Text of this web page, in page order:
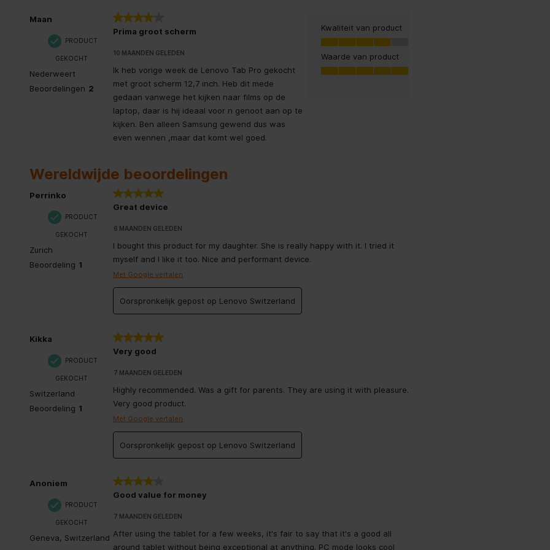
Gewicht
Algemene eigenschappen
Mobiele tablet
ENERGY STAR,RoHS
Geïntegreerde geheugenkaartlezer
Meegeleverde kabels
Aantal ingebouwde luidsprekers
Compatibele geheugenkaarten MicroSD (TransFlash)
8 GB
Internationale veiligheidscode (IP)
Vingerafdruklezer
Aantal microfoons
Styluspen
Maan
PRODUCT
GEKOCHT
Nederweert
Beoordelingen 2
4 van 5 sterren.
Prima groot scherm
10 MAANDEN GELEDEN
Ik heb vorige week de Lenovo Tab Pro gekocht
met groot scherm 12,7 inch. Heb dit mede
gedaan vanwege het kijken naar films op de
laptop, daar is hij ideaal voor n genoot aan op te
kijken. Ben alleen Samsung gewend dus was
even wennen ,maar dat komt wel goed.
Kwaliteit van product
Kwaliteit van product, 4.0 van 5
Waarde van product
Waarde van product, 5.0 van 5
Wereldwijde beoordelingen
Perrinko
PRODUCT
GEKOCHT
Zurich
Beoordeling 1
5 van 5 sterren.
Great device
6 MAANDEN GELEDEN
I bought this product for my daughter. She is really happy with it. I tried it
myself and I like it too. Nice and performant device.
Met Google vertalen
Oorspronkelijk gepost op Lenovo Switzerland
Kikka
PRODUCT
GEKOCHT
Switzerland
Beoordeling 1
5 van 5 sterren.
Very good
7 MAANDEN GELEDEN
Highly recommended. Was a gift for parents. They are using it with pleasure.
Very good product.
Met Google vertalen
Oorspronkelijk gepost op Lenovo Switzerland
Anoniem
PRODUCT
GEKOCHT
Geneva, Switzerland
4 van 5 sterren.
Good value for money
7 MAANDEN GELEDEN
After using the tablet for a few weeks, it's fair to say that it's a good all
around tablet without being exceptional at anything. PC mode looks cool